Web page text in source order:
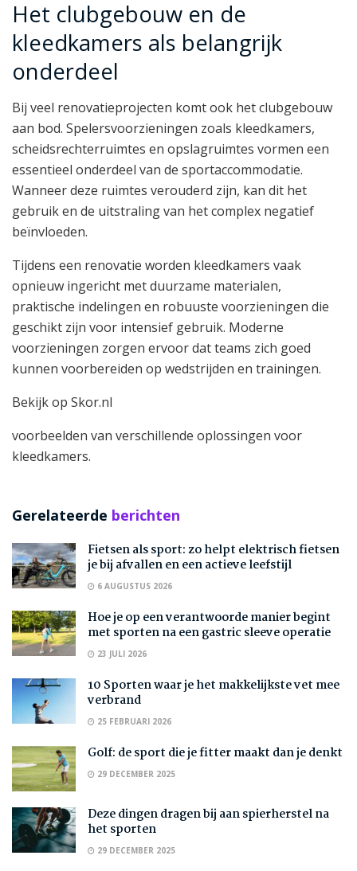
Het clubgebouw en de
kleedkamers als belangrijk
onderdeel
Bij veel renovatieprojecten komt ook het clubgebouw
aan bod. Spelersvoorzieningen zoals kleedkamers,
scheidsrechterruimtes en opslagruimtes vormen een
essentieel onderdeel van de sportaccommodatie.
Wanneer deze ruimtes verouderd zijn, kan dit het
gebruik en de uitstraling van het complex negatief
beïnvloeden.
Tijdens een renovatie worden kleedkamers vaak
opnieuw ingericht met duurzame materialen,
praktische indelingen en robuuste voorzieningen die
geschikt zijn voor intensief gebruik. Moderne
voorzieningen zorgen ervoor dat teams zich goed
kunnen voorbereiden op wedstrijden en trainingen.
Bekijk op Skor.nl
voorbeelden van verschillende oplossingen voor
kleedkamers.
Gerelateerde berichten
Fietsen als sport: zo helpt elektrisch fietsen
je bij afvallen en een actieve leefstijl
6 AUGUSTUS 2026
Hoe je op een verantwoorde manier begint
met sporten na een gastric sleeve operatie
23 JULI 2026
10 Sporten waar je het makkelijkste vet mee
verbrand
25 FEBRUARI 2026
Golf: de sport die je fitter maakt dan je denkt
29 DECEMBER 2025
Deze dingen dragen bij aan spierherstel na
het sporten
29 DECEMBER 2025